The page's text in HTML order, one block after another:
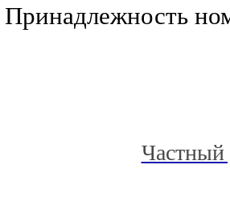
Принадлежность
Частный